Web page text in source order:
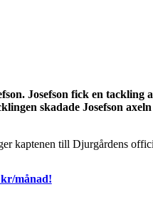
Josefson fick en
skadade Josefson
kaptenen till Djurgårdens
månad!